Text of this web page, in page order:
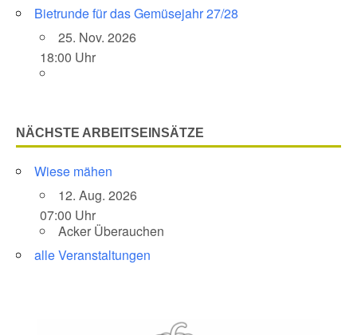
Bietrunde für das Gemüsejahr 27/28
25. Nov. 2026
18:00 Uhr
NÄCHSTE ARBEITSEINSÄTZE
Wiese mähen
12. Aug. 2026
07:00 Uhr
Acker Überauchen
alle Veranstaltungen